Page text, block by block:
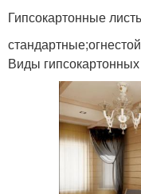
Гипсокартонные
Виды